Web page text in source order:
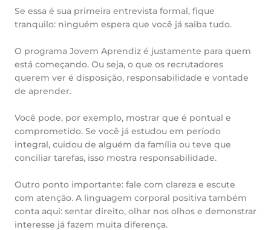
Se essa é sua primeira entrevista formal, fique
tranquilo: ninguém espera que você já saiba tudo.
O programa Jovem Aprendiz é justamente para quem
está começando. Ou seja, o que os recrutadores
querem ver é disposição, responsabilidade e vontade
de aprender.
Você pode, por exemplo, mostrar que é pontual e
comprometido. Se você já estudou em período
integral, cuidou de alguém da família ou teve que
conciliar tarefas, isso mostra responsabilidade.
Outro ponto importante: fale com clareza e escute
com atenção. A linguagem corporal positiva também
conta aqui: sentar direito, olhar nos olhos e demonstrar
interesse já fazem muita diferença.